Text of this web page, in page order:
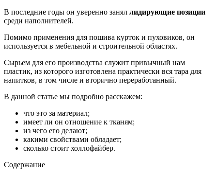
В последние годы он уверенно занял лидирующие позиции
среди наполнителей.
Помимо применения для пошива курток и пуховиков, он
используется в мебельной и строительной областях.
Сырьем для его производства служит привычный нам
пластик, из которого изготовлена практически вся тара для
напитков, в том числе и вторично переработанный.
В данной статье мы подробно расскажем:
что это за материал;
имеет ли он отношение к тканям;
из чего его делают;
какими свойствами обладает;
сколько стоит холлофайбер.
Содержание